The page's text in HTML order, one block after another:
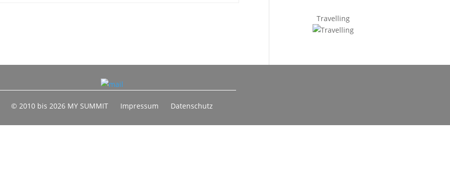
Travelling
© 2010 bis 2026 MY SUMMIT Impressum Datenschutz